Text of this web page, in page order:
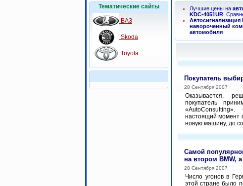
Тематические сайты
ВАЗ
Skoda
Toyota
Лучшие цены на
KDC-4051UR .
Автосигнализация
навороченный
автомобиля
Покупатель
28 Сентября 2007
Оказывается,
покупатель
настоящий момент
новую машину, до
Самой
на втором BMW,
28 Сентября 2007
Число угонов в
этой стране было